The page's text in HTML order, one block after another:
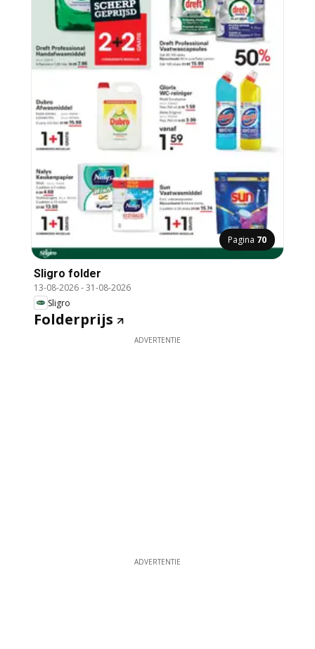
Pagina 70
Sligro folder
13-08-2026-31-08-2026
Sligro
Folderprijs
ADVERTENTIE
ADVERTENTIE